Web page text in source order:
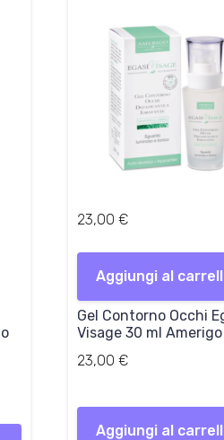
23,00 €
Aggiungi al
Gel Contorno Occhi
Visage 30 ml Amerigo
23,00 €
Aggiungi al